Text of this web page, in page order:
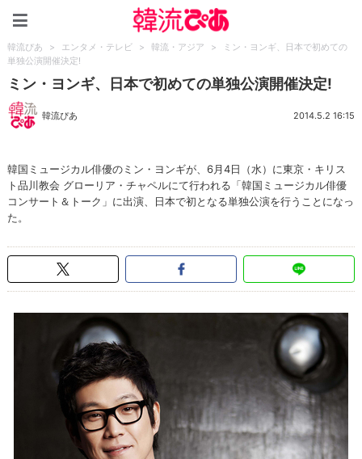
韓流ぴあ > エンタメ・テレビ > 韓流・アジア >
ミン・ヨンギ、日本で初めての
単独公演開催決定!
ミン・ヨンギ、日本で初めての単独公演開催決定!
韓流ぴあ 2014.5.2 16:15
韓国ミュージカル俳優のミン・ヨンギが、6月4日（水）に東京・キリス
ト品川教会 グローリア・チャペルにて行われる「韓国ミュージカル俳優
コンサート＆トーク」に出演、日本で初となる単独公演を行うことになっ
た。